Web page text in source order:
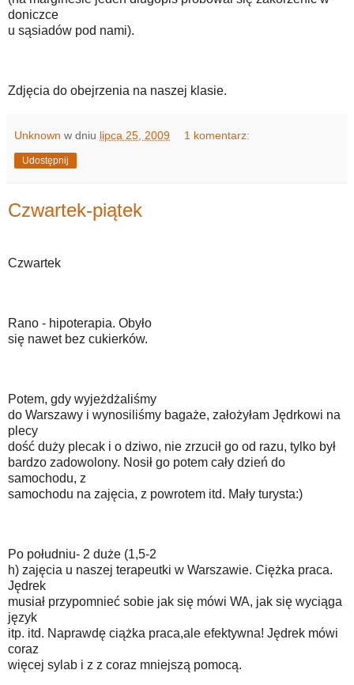
doniczce
u sąsiadów pod nami).
Zdjęcia do obejrzenia na naszej klasie.
Unknown w dniu lipca 25, 2009 1 komentarz:
Udostępnij
Czwartek-piątek
Czwartek
Rano - hipoterapia. Obyło
się nawet bez cukierków.
Potem, gdy wyjeżdżaliśmy
do Warszawy i wynosiliśmy bagaże, założyłam Jędrkowi na
plecy
dość duży plecak i o dziwo, nie zrzucił go od razu, tylko był
bardzo zadowolony. Nosił go potem cały dzień do
samochodu, z
samochodu na zajęcia, z powrotem itd. Mały turysta:)
Po południu- 2 duże (1,5-2
h) zajęcia u naszej terapeutki w Warszawie. Ciężka praca.
Jędrek
musiał przypomnieć sobie jak się mówi WA, jak się wyciąga
język
itp. itd. Naprawdę ciążka praca,ale efektywna! Jędrek mówi
coraz
więcej sylab i z z coraz mniejszą pomocą.